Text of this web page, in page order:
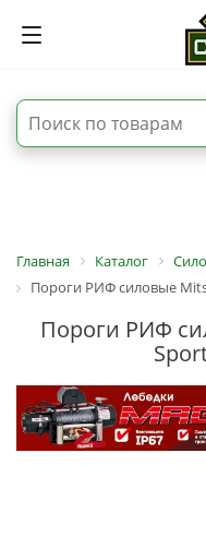
Главная Каталог
Пороги РИФ силовые
Пороги РИФ